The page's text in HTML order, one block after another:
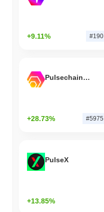
+9.11% #190
Pulsechain Bridged HEX (Pulsechain)
+28.73% #5975
PulseX
+13.85%